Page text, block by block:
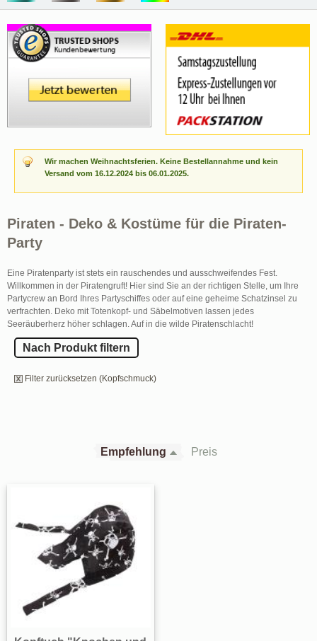
Wir machen Weihnachtsferien. Keine Bestellannahme und kein
Versand vom 16.12.2024 bis 06.01.2025.
Piraten - Deko & Kostüme für die Piraten-
Party
Eine Piratenparty ist stets ein rauschendes und ausschweifendes Fest.
Willkommen in der Piratengruft! Hier sind Sie an der richtigen Stelle, um Ihre
Partycrew an Bord Ihres Partyschiffes oder auf eine geheime Schatzinsel zu
verfrachten. Deko mit Totenkopf- und Säbelmotiven lassen jedes
Seeräuberherz höher schlagen. Auf in die wilde Piratenschlacht!
Nach Produkt filtern
Filter zurücksetzen (Kopfschmuck)
Empfehlung Preis